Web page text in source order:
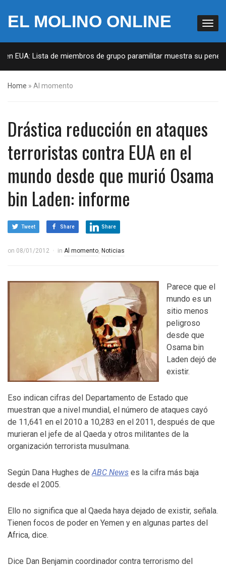
EL MOLINO ONLINE
EUA: Lista de miembros de grupo paramilitar muestra su
Home » Al momento
Drástica reducción en ataques
terroristas contra EUA en el
mundo desde que murió Osama
bin Laden: informe
Tweet Share Share
on 08/01/2012 in Al momento, Noticias
Parece que el
mundo es un
sitio menos
peligroso
desde que
Osama bin
Laden dejó de
existir.
Eso indican cifras del Departamento de Estado que
muestran que a nivel mundial, el número de ataques cayó
de 11,641 en el 2010 a 10,283 en el 2011, después de que
murieran el jefe de al Qaeda y otros militantes de la
organización terrorista musulmana.
Según Dana Hughes deABC News es la cifra más baja
desde el 2005.
Ello no significa que al Qaeda haya dejado de existir, señala.
Tienen focos de poder en Yemen y en algunas partes del
Africa, dice.
Dice Dan Benjamin coordinador contra terrorismo del